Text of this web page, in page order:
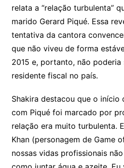
relata a “relação turbulenta”
marido Gerard Piqué. Essa
tentativa da cantora
que não viveu de forma
2015 e, portanto, não poderia
residente fiscal no país.
Shakira destacou que o início
com Piqué foi marcado por
relação era muito turbulenta.
Khan (personagem de Game
nossas vidas profissionais